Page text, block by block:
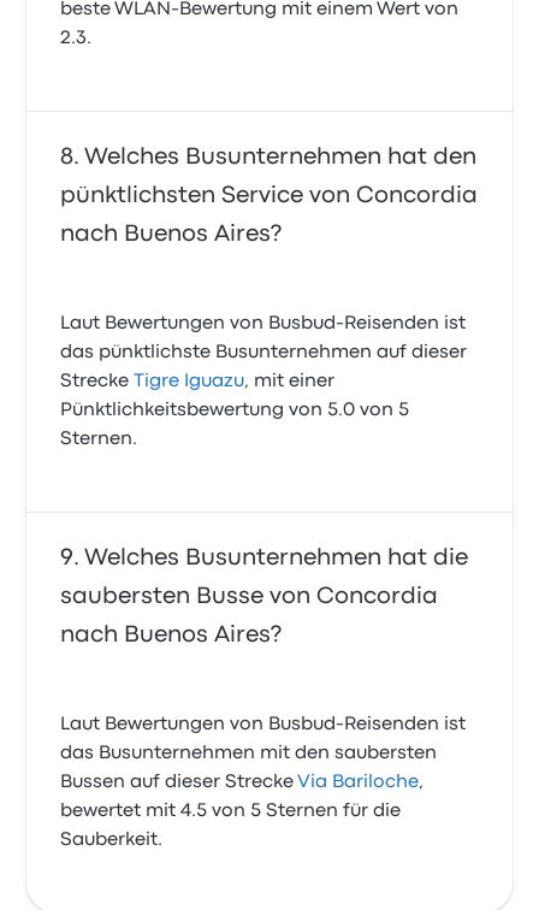
beste WLAN-Bewertung mit einem Wert von
2.3.
Welches Busunternehmen hat den
pünktlichsten Service von Concordia
nach Buenos Aires?
Laut Bewertungen von Busbud-Reisenden ist
das pünktlichste Busunternehmen auf dieser
Strecke
Tigre Iguazu, mit einer
Pünktlichkeitsbewertung von 5.0 von 5
Sternen.
Welches Busunternehmen hat die
saubersten Busse von Concordia
nach Buenos Aires?
Laut Bewertungen von Busbud-Reisenden ist
das Busunternehmen mit den saubersten
Bussen auf dieser Strecke Via Bariloche,
bewertet mit 4.5 von 5 Sternen für die
Sauberkeit.